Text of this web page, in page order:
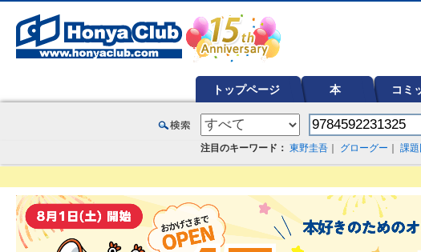
トップページ 本 コミ
注目のキーワード： 東野圭吾 グローグー 課